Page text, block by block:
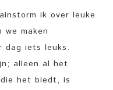
ik over leuke
we maken
dag iets leuks.
alleen al het
het biedt, is